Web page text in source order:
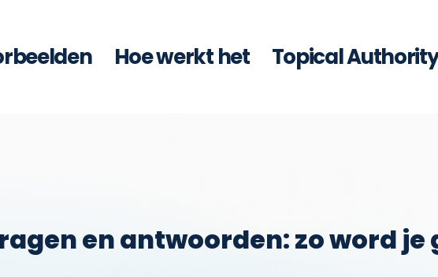
Hoe werkt het Topical
en antwoorden: zo word je